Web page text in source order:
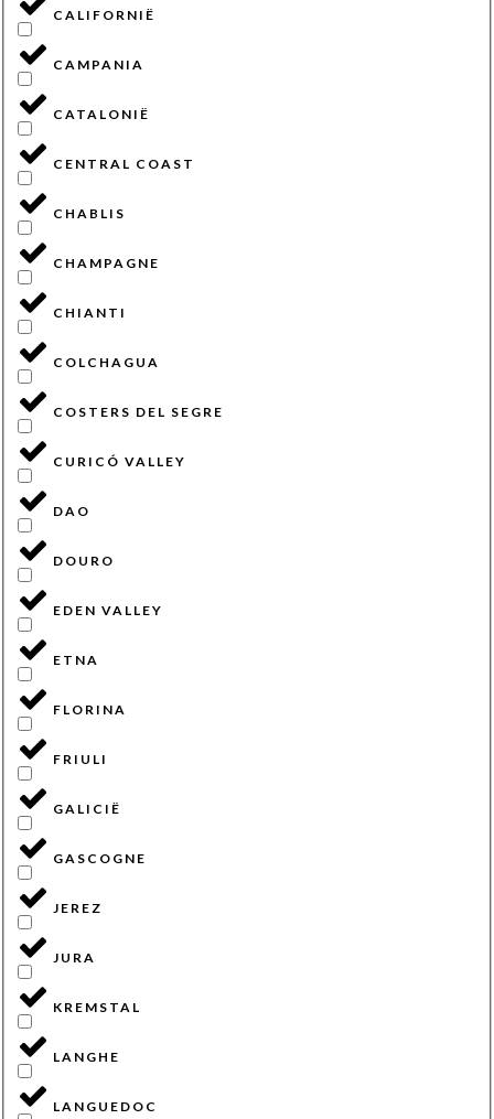
CALIFORNIË
CAMPANIA
CATALONIË
CENTRAL COAST
CHABLIS
CHAMPAGNE
CHIANTI
COLCHAGUA
COSTERS DEL SEGRE
CURICÓ VALLEY
DAO
DOURO
EDEN VALLEY
ETNA
FLORINA
FRIULI
GALICIË
GASCOGNE
JEREZ
JURA
KREMSTAL
LANGHE
LANGUEDOC